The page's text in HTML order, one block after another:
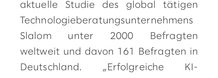
aktuelle Studie des global tätigen
Technologieberatungsunternehmens
Slalom unter 2000 Befragten
weltweit und davon 161 Befragten in
Deutschland. „Erfolgreiche KI-